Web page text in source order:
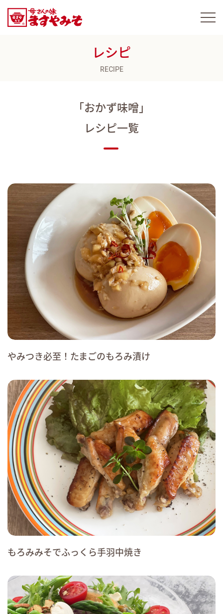
レシピ
RECIPE
「おかず味噌」
レシピ一覧
やみつき必至！たまごのもろみ漬け
もろみみそでふっくら手羽中焼き